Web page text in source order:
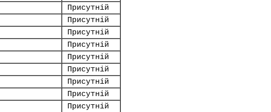
Присутній
Присутній
Присутній
Присутній
Присутній
Присутній
Присутній
Присутній
Присутній